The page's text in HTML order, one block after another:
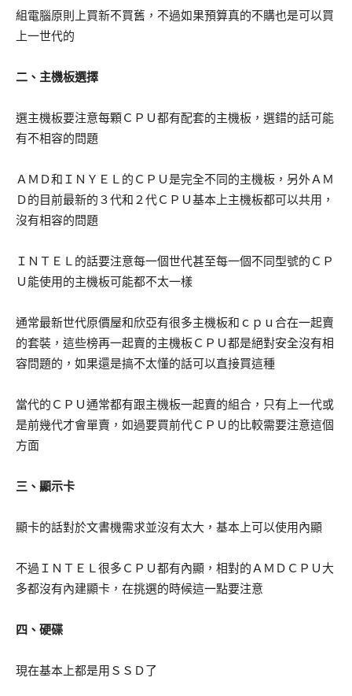
組電腦原則上買新不買舊，不過如果預算真的不購也是可以買
上一世代的
二、主機板選擇
選主機板要注意每顆ＣＰＵ都有配套的主機板，選錯的話可能
有不相容的問題
ＡＭＤ和ＩＮＹＥＬ的ＣＰＵ是完全不同的主機板，另外ＡＭ
Ｄ的目前最新的３代和２代ＣＰＵ基本上主機板都可以共用，
沒有相容的問題
ＩＮＴＥＬ的話要注意每一個世代甚至每一個不同型號的ＣＰ
Ｕ能使用的主機板可能都不太一樣
通常最新世代原價屋和欣亞有很多主機板和ｃｐｕ合在一起賣
的套裝，這些榜再一起賣的主機板ＣＰＵ都是絕對安全沒有相
容問題的，如果還是搞不太懂的話可以直接買這種
當代的ＣＰＵ通常都有跟主機板一起賣的組合，只有上一代或
是前幾代才會單賣，如過要買前代ＣＰＵ的比較需要注意這個
方面
三、顯示卡
顯卡的話對於文書機需求並沒有太大，基本上可以使用內顯
不過ＩＮＴＥＬ很多ＣＰＵ都有內顯，相對的ＡＭＤＣＰＵ大
多都沒有內建顯卡，在挑選的時候這一點要注意
四、硬碟
現在基本上都是用ＳＳＤ了